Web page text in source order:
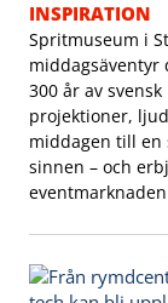
INSPIRATION
Spritmuseum i
middagsäventyr
300 år av
projektioner,
middagen till en
sinnen – och